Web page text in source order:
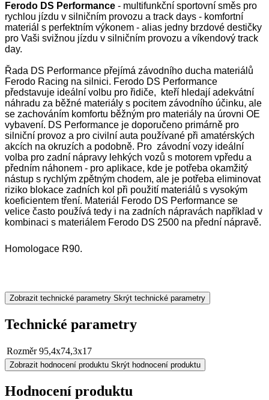
Ferodo DS Performance - multifunkční sportovní směs pro
rychlou jízdu v silničním provozu a track days - komfortní
materiál s perfektním výkonem - alias jedny brzdové destičky
pro Vaši svižnou jízdu v silničním provozu a víkendový track
day.
Řada DS Performance přejímá závodního ducha materiálů
Ferodo Racing na silnici. Ferodo DS Performance
představuje ideální volbu pro řidiče, kteří hledají adekvátní
náhradu za běžné materiály s pocitem závodního účinku, ale
se zachováním komfortu běžným pro materiály na úrovni OE
vybavení. DS Performance je doporučeno primárně pro
silniční provoz a pro civilní auta používané při amatérských
akcích na okruzích a podobně. Pro závodní vozy ideální
volba pro zadní nápravy lehkých vozů s motorem vpředu a
předním náhonem - pro aplikace, kde je potřeba okamžitý
nástup s rychlým zpětným chodem, ale je potřeba eliminovat
riziko blokace zadních kol při použití materiálů s vysokým
koeficientem tření. Materiál Ferodo DS Performance se
velice často používá tedy i na zadních nápravách například v
kombinaci s materiálem Ferodo DS 2500 na přední nápravě.
Homologace R90.
Zobrazit technické parametry Skrýt technické parametry
Technické parametry
Rozměr 95,4x74,3x17
Zobrazit hodnocení produktu Skrýt hodnocení produktu
Hodnocení produktu